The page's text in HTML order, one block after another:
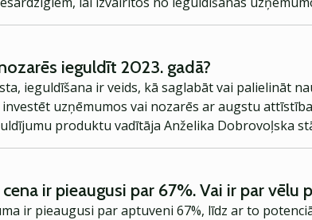
biznesu, brīdina Verslo Žinios.
ieguldīt 2023. gadā?
ieguldīšana ir veids, kā saglabāt vai palielināt
uzņēmumos vai nozarēs ar augstu
produktu vadītāja Anželika Dobrovoļska
kurām uzticēt savu naudu.
ir pieaugusi par 67%. Vai ir par vēlu
ir pieaugusi par aptuveni 67%, līdz ar to